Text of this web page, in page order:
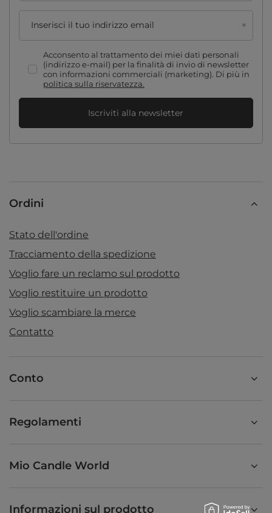
Inserisci il tuo indirizzo email
Acconsento al trattamento dei miei dati personali
(indirizzo e-mail) per la finalità di invio di newsletter
con informazioni commerciali (marketing). Di più in
politica sulla riservatezza.
Iscriviti alla newsletter
Ordini
Stato dell'ordine
Tracciamento della spedizione
Voglio fare un reclamo sul prodotto
Voglio restituire un prodotto
Voglio scambiare la merce
Contatto
Conto
Regolamenti
Mio Candle World
Informazioni sul prodotto